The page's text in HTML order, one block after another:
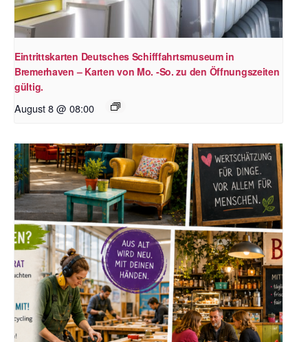
Eintrittskarten Deutsches Schifffahrtsmuseum in
Bremerhaven – Karten von Mo. -So. zu den Öffnungszeiten
gültig.
August 8 @ 08:00